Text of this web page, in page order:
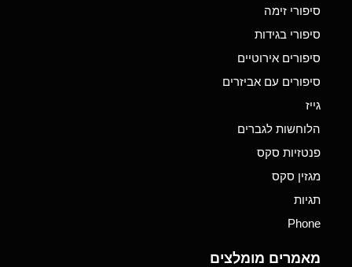
סיפורי זימה
סיפורי בגידות
סיפורים אירוטיים
סיפורים עם אביזרים
גייז
הלוחשות לגברים
פנטזיות סקס
מגזין סקס
תגיות
Phone
מאמרים מומלצים